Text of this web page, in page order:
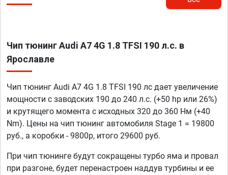
Чип тюнинг Audi A7 4G 1.8 TFSI 190 л.с. в
Ярославле
Чип тюнинг Audi A7 4G 1.8 TFSI 190 лс дает увеличение
мощности с заводских 190 до 240 л.с. (+50 hp или 26%)
и крутящего момента с исходных 320 до 360 Нм (+40
Nm). Цены на чип тюнинг автомобиля Stage 1 = 19800
руб., а коробки - 9800р, итого 29600 руб.
При чип тюнинге будут сокращены турбо яма и провал
при разгоне, будет перенастроен наддув турбины и ее